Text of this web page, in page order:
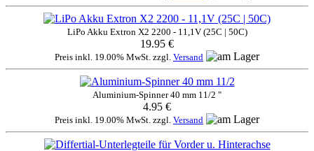
LiPo Akku Extron X2 2200 - 11,1V (25C | 50C)
19.95 €
Preis inkl. 19.00% MwSt. zzgl. Versand
Aluminium-Spinner 40 mm 11/2 "
4.95 €
Preis inkl. 19.00% MwSt. zzgl. Versand